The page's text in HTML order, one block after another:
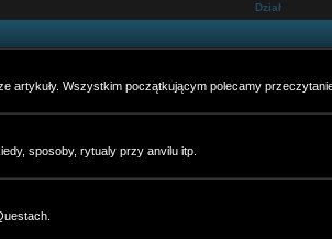
Dział
artykuły. Wszystkim początkującym polecamy
sposoby, rytualy przy anvilu itp.